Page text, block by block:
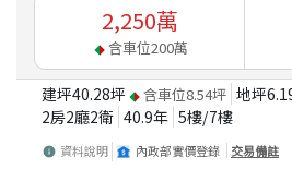
2,250萬
含車位200萬
建坪40.28坪 含車位8.54坪 地坪
2房2廳2衛 40.9年 5樓/7樓
資料說明 內政部實價登錄 交易備註